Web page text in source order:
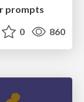
prompts
0 860